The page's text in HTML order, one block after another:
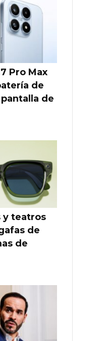
Pro Max
de
de
y teatros
de
de